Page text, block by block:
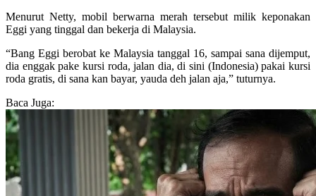
Menurut Netty, mobil berwarna merah tersebut milik keponakan
Eggi yang tinggal dan bekerja di Malaysia.
“Bang Eggi berobat ke Malaysia tanggal 16, sampai sana dijemput,
dia enggak pake kursi roda, jalan dia, di sini (Indonesia) pakai kursi
roda gratis, di sana kan bayar, yauda deh jalan aja,” tuturnya.
Baca Juga: